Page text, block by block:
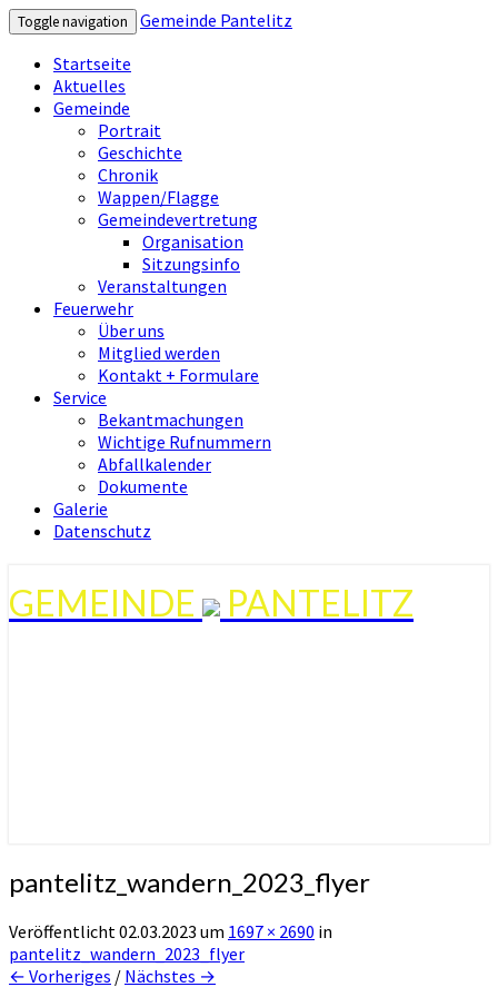
Toggle navigation
Gemeinde Pantelitz
Startseite
Aktuelles
Gemeinde
Portrait
Geschichte
Chronik
Wappen/Flagge
Gemeindevertretung
Organisation
Sitzungsinfo
Veranstaltungen
Feuerwehr
Über uns
Mitglied werden
Kontakt + Formulare
Service
Bekantmachungen
Wichtige Rufnummern
Abfallkalender
Dokumente
Galerie
Datenschutz
GEMEINDE PANTELITZ
pantelitz_wandern_2023_flyer
Veröffentlicht02.03.2023 um 1697 × 2690 in
pantelitz_wandern_2023_flyer
← Vorheriges / Nächstes →